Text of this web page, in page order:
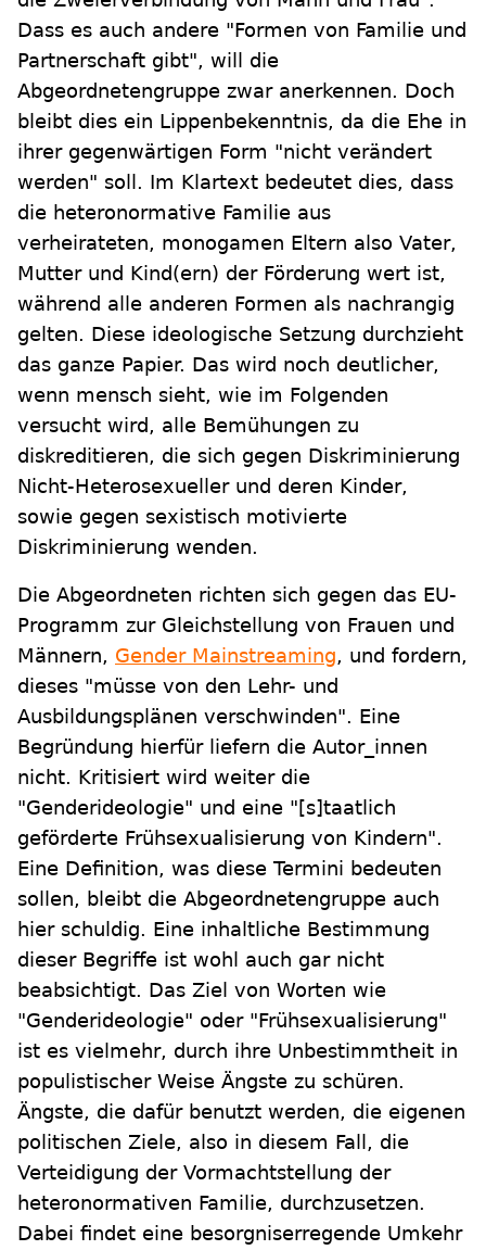
Dass es auch andere "Formen von Familie und
Partnerschaft gibt", will die
Abgeordnetengruppe zwar anerkennen. Doch
bleibt dies ein Lippenbekenntnis, da die Ehe in
ihrer gegenwärtigen Form "nicht verändert
werden" soll. Im Klartext bedeutet dies, dass
die heteronormative Familie aus
verheirateten, monogamen Eltern also Vater,
Mutter und Kind(ern) der Förderung wert ist,
während alle anderen Formen als nachrangig
gelten. Diese ideologische Setzung durchzieht
das ganze Papier. Das wird noch deutlicher,
wenn mensch sieht, wie im Folgenden
versucht wird, alle Bemühungen zu
diskreditieren, die sich gegen Diskriminierung
Nicht-Heterosexueller und deren Kinder,
sowie gegen sexistisch motivierte
Diskriminierung wenden.
Die Abgeordneten richten sich gegen das EU-
Programm zur Gleichstellung von Frauen und
Männern, Gender Mainstreaming, und fordern,
dieses "müsse von den Lehr- und
Ausbildungsplänen verschwinden". Eine
Begründung hierfür liefern die Autor_innen
nicht. Kritisiert wird weiter die
"Genderideologie" und eine "[s]taatlich
geförderte Frühsexualisierung von Kindern".
Eine Definition, was diese Termini bedeuten
sollen, bleibt die Abgeordnetengruppe auch
hier schuldig. Eine inhaltliche Bestimmung
dieser Begriffe ist wohl auch gar nicht
beabsichtigt. Das Ziel von Worten wie
"Genderideologie" oder "Frühsexualisierung"
ist es vielmehr, durch ihre Unbestimmtheit in
populistischer Weise Ängste zu schüren.
Ängste, die dafür benutzt werden, die eigenen
politischen Ziele, also in diesem Fall, die
Verteidigung der Vormachtstellung der
heteronormativen Familie, durchzusetzen.
Dabei findet eine besorgniserregende Umkehr